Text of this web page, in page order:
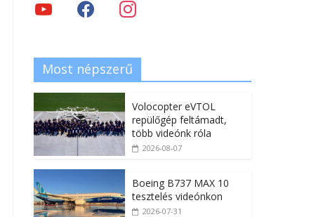
Most népszerű
Volocopter eVTOL
repülőgép feltámadt,
több videónk róla
2026-08-07
Boeing B737 MAX 10
tesztelés videónkon
2026-07-31